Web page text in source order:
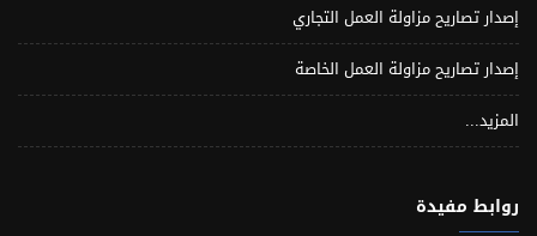
إصدار تصاريح مزاولة العمل التجاري
إصدار تصاريح مزاولة العمل الخاصة
المزيد...
روابط مفيدة